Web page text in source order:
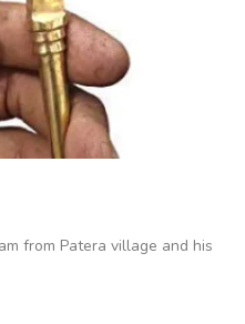
from Patera village and his